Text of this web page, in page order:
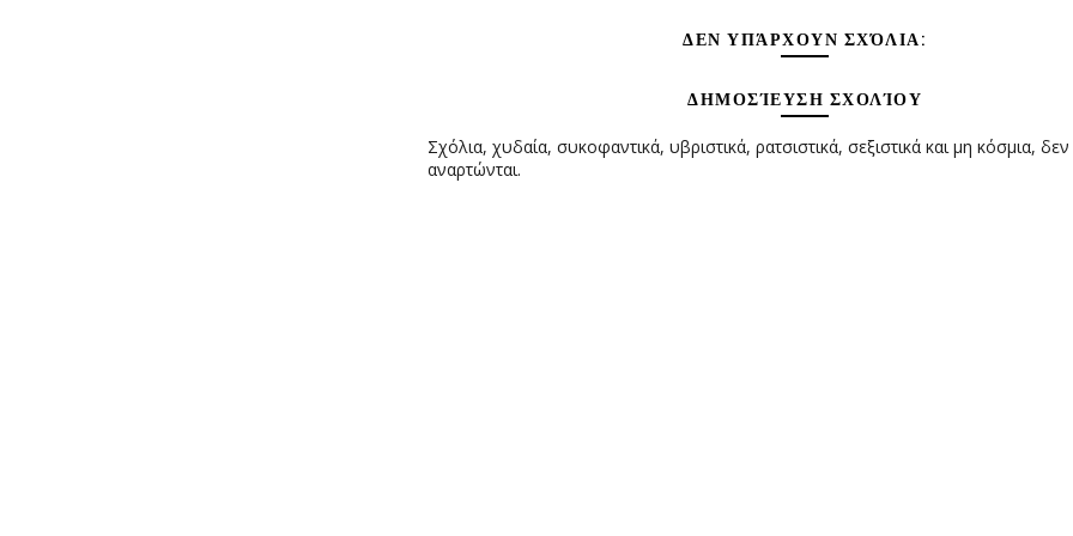
ΔΕΝ ΥΠΆΡΧΟΥΝ ΣΧΌΛΙΑ:
ΔΗΜΟΣΊΕΥΣΗ ΣΧΟΛΊΟΥ
Σχόλια, χυδαία, συκοφαντικά, υβριστικά, ρατσιστικά, σεξιστικά και μη κόσμια,
αναρτώνται.